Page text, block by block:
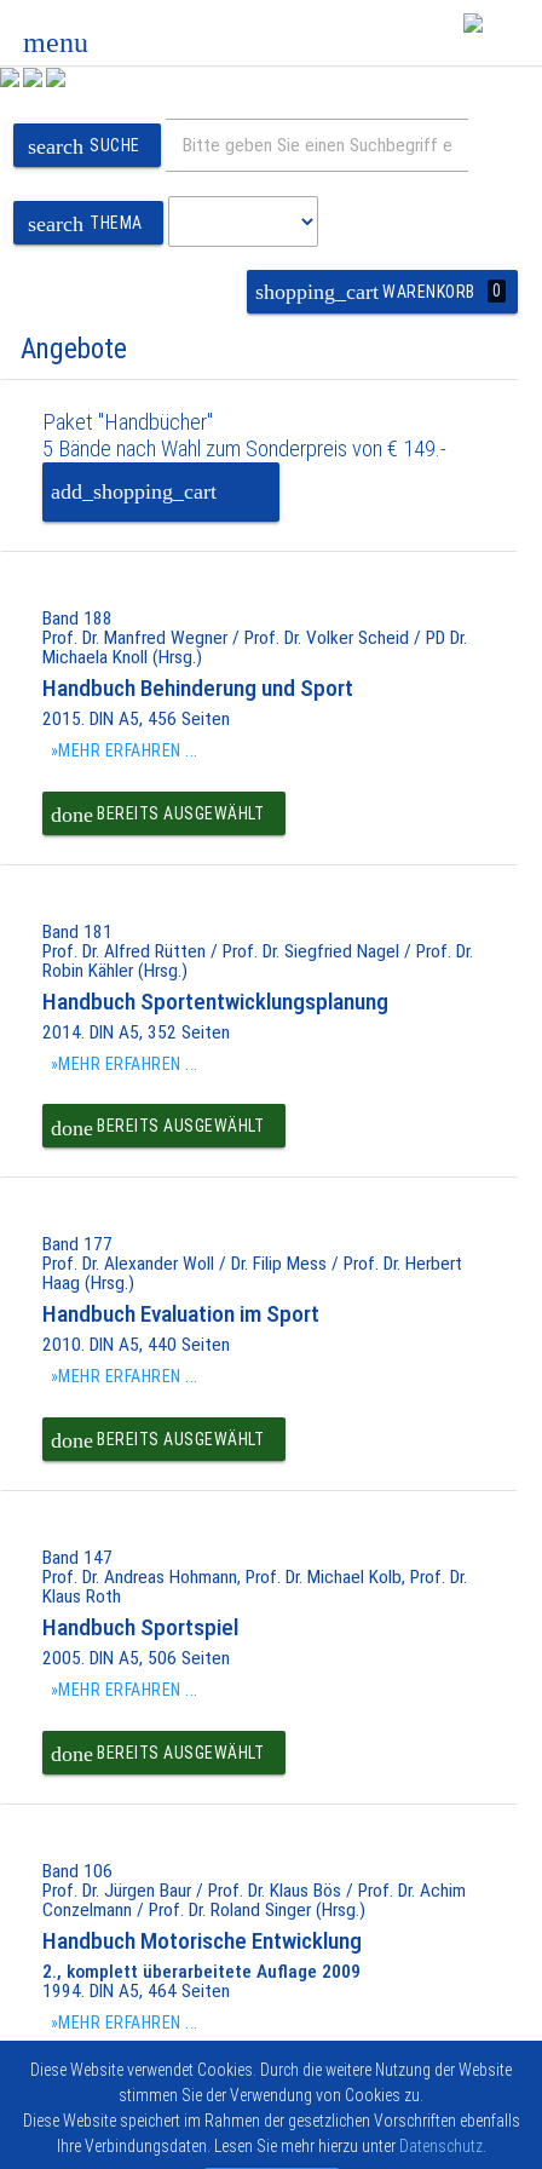
menu
search SUCHE
search THEMA
shopping_cartWARENKORB 0
Angebote
Paket "Handbücher"
5 Bände nach Wahl zum Sonderpreis von € 149.-
add_shopping_cart
Band 188
Prof. Dr. Manfred Wegner / Prof. Dr. Volker Scheid / PD Dr.
Michaela Knoll (Hrsg.)
Handbuch Behinderung und Sport
2015. DIN A5, 456 Seiten
»MEHR ERFAHREN ...
doneBEREITS AUSGEWÄHLT
Band 181
Prof. Dr. Alfred Rütten / Prof. Dr. Siegfried Nagel / Prof. Dr.
Robin Kähler (Hrsg.)
Handbuch Sportentwicklungsplanung
2014. DIN A5, 352 Seiten
»MEHR ERFAHREN ...
doneBEREITS AUSGEWÄHLT
Band 177
Prof. Dr. Alexander Woll / Dr. Filip Mess / Prof. Dr. Herbert
Haag (Hrsg.)
Handbuch Evaluation im Sport
2010. DIN A5, 440 Seiten
»MEHR ERFAHREN ...
doneBEREITS AUSGEWÄHLT
Band 147
Prof. Dr. Andreas Hohmann, Prof. Dr. Michael Kolb, Prof. Dr.
Klaus Roth
Handbuch Sportspiel
2005. DIN A5, 506 Seiten
»MEHR ERFAHREN ...
doneBEREITS AUSGEWÄHLT
Band 106
Prof. Dr. Jürgen Baur / Prof. Dr. Klaus Bös / Prof. Dr. Achim
Conzelmann / Prof. Dr. Roland Singer (Hrsg.)
Handbuch Motorische Entwicklung
2., komplett überarbeitete Auflage 2009
1994. DIN A5, 464 Seiten
»MEHR ERFAHREN ...
BEREITS AUSGEWÄHLT
Impressum Vertrag widerrufen © 2026 Kontakt
Diese Website verwendet Cookies. Durch die weitere Nutzung der Website
stimmen Sie der Verwendung von Cookies zu.
Diese Website speichert im Rahmen der gesetzlichen Vorschriften ebenfalls
Ihre Verbindungsdaten. Lesen Sie mehr hierzu unter Datenschutz.